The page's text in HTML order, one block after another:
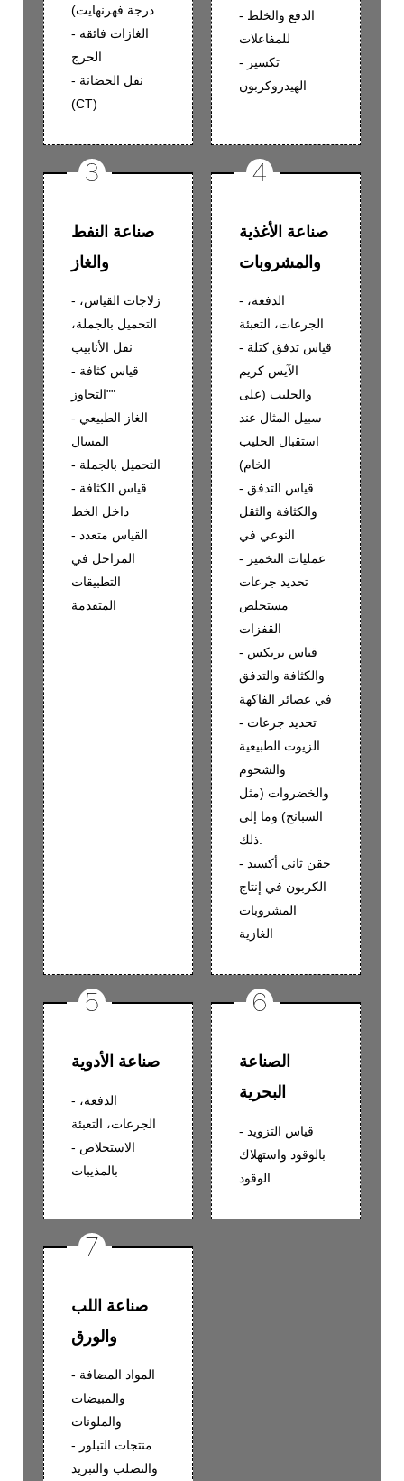
درجة فهرنهايت)
- الغازات فائقة
الحرج
- نقل الحضانة
(CT)
- الدفع والخلط
للمفاعلات
- تكسير
الهيدروكربون
صناعة النفط
والغاز
- زلاجات القياس،
التحميل بالجملة،
نقل الأنابيب
- قياس كثافة
"التجاوز"
- الغاز الطبيعي
المسال
- التحميل بالجملة
- قياس الكثافة
داخل الخط
- القياس متعدد
المراحل في
التطبيقات
المتقدمة
صناعة الأغذية
والمشروبات
- الدفعة،
الجرعات، التعبئة
- قياس تدفق كتلة
الآيس كريم
والحليب (على
سبيل المثال عند
استقبال الحليب
الخام)
- قياس التدفق
والكثافة والثقل
النوعي في
عمليات التخمير -
تحديد جرعات
مستخلص
القفزات
- قياس بريكس
والكثافة والتدفق
في عصائر الفاكهة
- تحديد جرعات
الزيوت الطبيعية
والشحوم
والخضروات (مثل
السبانخ) وما إلى
ذلك.
- حقن ثاني أكسيد
الكربون في إنتاج
المشروبات
الغازية
صناعة الأدوية
- الدفعة،
الجرعات، التعبئة
- الاستخلاص
بالمذيبات
الصناعة
البحرية
- قياس التزويد
بالوقود واستهلاك
الوقود
صناعة اللب
والورق
- المواد المضافة
والمبيضات
والملونات
- منتجات التبلور
والتصلب والتبريد